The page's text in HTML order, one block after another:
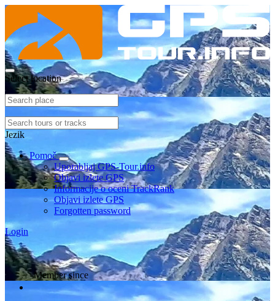
Select location
Jezik
Pomoč
Uporabljaj GPS-Tour.info
Objavi izlete GPS
Informacije o oceni TrackRank
Objavi izlete GPS
Forgotten password
Login
Member since